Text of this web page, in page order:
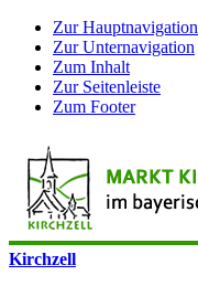
Zur Hauptnavigation
Zur Unternavigation
Zum Inhalt
Zur Seitenleiste
Zum Footer
Kirchzell